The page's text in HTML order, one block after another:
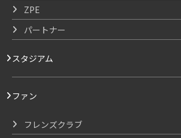
ZPE
パートナー
スタジアム
ファン
フレンズクラブ